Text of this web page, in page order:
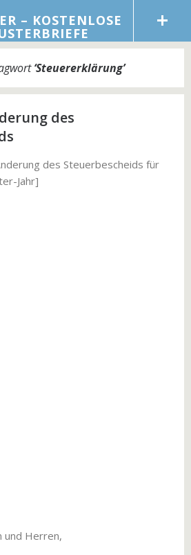
– KOSTENLOSE
‘Steuererklärung’
des
des Steuerbescheids für
Jahr]
und Herren,